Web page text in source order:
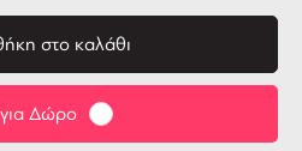
για Δώρο
στο καλάθι